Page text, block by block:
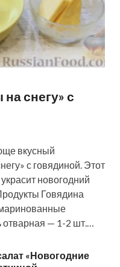
снегу» с
вкусный
с говядиной. Этот
новогодний
Говядина
отварная — 1-2 шт.…
«Новогодние